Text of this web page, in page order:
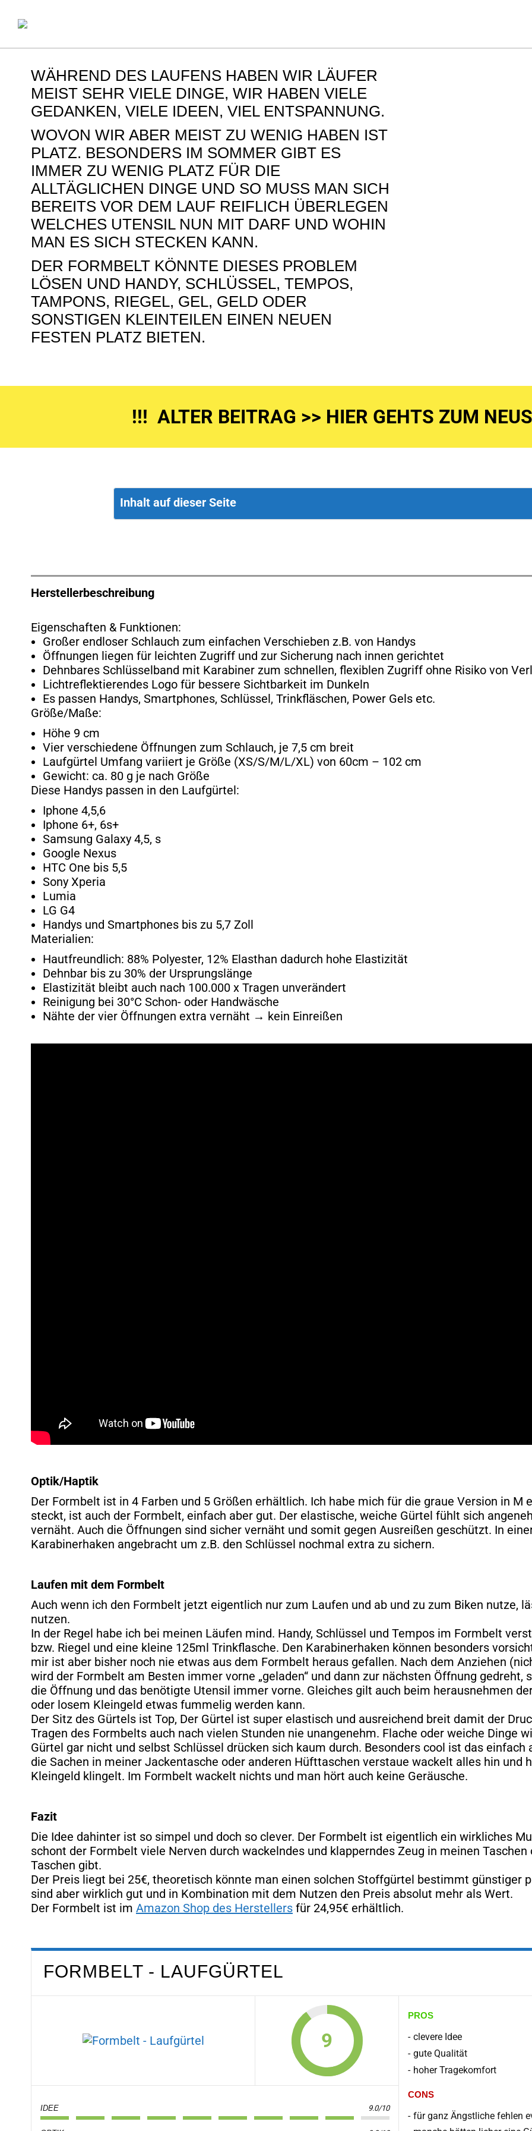
WÄHREND DES LAUFENS HABEN WIR LÄUFER
MEIST SEHR VIELE DINGE, WIR HABEN VIELE
GEDANKEN, VIELE IDEEN, VIEL ENTSPANNUNG.
WOVON WIR ABER MEIST ZU WENIG HABEN IST
PLATZ. BESONDERS IM SOMMER GIBT ES
IMMER ZU WENIG PLATZ FÜR DIE
ALLTÄGLICHEN DINGE UND SO MUSS MAN SICH
BEREITS VOR DEM LAUF REIFLICH ÜBERLEGEN
WELCHES UTENSIL NUN MIT DARF UND WOHIN
MAN ES SICH STECKEN KANN.
DER FORMBELT KÖNNTE DIESES PROBLEM
LÖSEN UND HANDY, SCHLÜSSEL, TEMPOS,
TAMPONS, RIEGEL, GEL, GELD ODER
SONSTIGEN KLEINTEILEN EINEN NEUEN
FESTEN PLATZ BIETEN.
!!! ALTER BEITRAG >> HIER GEHTS ZUM
Inhalt auf dieser Seite
Herstellerbeschreibung
Eigenschaften & Funktionen:
Großer endloser Schlauch zum einfachen Verschieben z.B. von Handys
Öffnungen liegen für leichten Zugriff und zur Sicherung nach innen gerichtet
Dehnbares Schlüsselband mit Karabiner zum schnellen, flexiblen Zugriff ohne Risiko von
Lichtreflektierendes Logo für bessere Sichtbarkeit im Dunkeln
Es passen Handys, Smartphones, Schlüssel, Trinkfläschen, Power Gels etc.
Größe/Maße:
Höhe 9 cm
Vier verschiedene Öffnungen zum Schlauch, je 7,5 cm breit
Laufgürtel Umfang variiert je Größe (XS/S/M/L/XL) von 60cm – 102 cm
Gewicht: ca. 80 g je nach Größe
Diese Handys passen in den Laufgürtel:
Iphone 4,5,6
Iphone 6+, 6s+
Samsung Galaxy 4,5, s
Google Nexus
HTC One bis 5,5
Sony Xperia
Lumia
LG G4
Handys und Smartphones bis zu 5,7 Zoll
Materialien:
Hautfreundlich: 88% Polyester, 12% Elasthan dadurch hohe Elastizität
Dehnbar bis zu 30% der Ursprungslänge
Elastizität bleibt auch nach 100.000 x Tragen unverändert
Reinigung bei 30°C Schon- oder Handwäsche
Nähte der vier Öffnungen extra vernäht → kein Einreißen
Optik/Haptik
Der Formbelt ist in 4 Farben und 5 Größen erhältlich. Ich habe mich für die graue Version in M
steckt, ist auch der Formbelt, einfach aber gut. Der elastische, weiche Gürtel fühlt sich
vernäht. Auch die Öffnungen sind sicher vernäht und somit gegen Ausreißen geschützt. In
Karabinerhaken angebracht um z.B. den Schlüssel nochmal extra zu sichern.
Laufen mit dem Formbelt
Auch wenn ich den Formbelt jetzt eigentlich nur zum Laufen und ab und zu zum Biken nutze,
nutzen.
In der Regel habe ich bei meinen Läufen mind. Handy, Schlüssel und Tempos im Formbelt
bzw. Riegel und eine kleine 125ml Trinkflasche. Den Karabinerhaken können besonders
mir ist aber bisher noch nie etwas aus dem Formbelt heraus gefallen. Nach dem Anziehen
wird der Formbelt am Besten immer vorne „geladen“ und dann zur nächsten Öffnung
die Öffnung und das benötigte Utensil immer vorne. Gleiches gilt auch beim herausnehmen
oder losem Kleingeld etwas fummelig werden kann.
Der Sitz des Gürtels ist Top, Der Gürtel ist super elastisch und ausreichend breit damit der
Tragen des Formbelts auch nach vielen Stunden nie unangenehm. Flache oder weiche Dinge
Gürtel gar nicht und selbst Schlüssel drücken sich kaum durch. Besonders cool ist das
die Sachen in meiner Jackentasche oder anderen Hüfttaschen verstaue wackelt alles hin und
Kleingeld klingelt. Im Formbelt wackelt nichts und man hört auch keine Geräusche.
Fazit
Die Idee dahinter ist so simpel und doch so clever. Der Formbelt ist eigentlich ein wirkliches
schont der Formbelt viele Nerven durch wackelndes und klapperndes Zeug in meinen
Taschen gibt.
Der Preis liegt bei 25€, theoretisch könnte man einen solchen Stoffgürtel bestimmt günstiger
sind aber wirklich gut und in Kombination mit dem Nutzen den Preis absolut mehr als Wert.
Der Formbelt ist im Amazon Shop des Herstellers für 24,95€ erhältlich.
FORMBELT - LAUFGÜRTEL
9
IDEE 9.0/10
PROS
clevere Idee
gute Qualität
hoher Tragekomfort
CONS
für ganz Ängstliche fehlen